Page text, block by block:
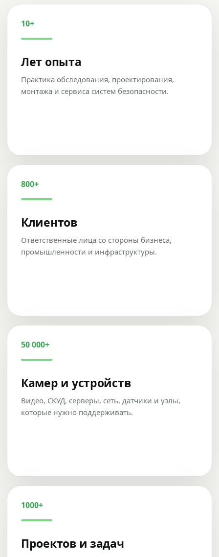
10+
Лет опыта
Практика обследования, проектирования,
монтажа и сервиса систем безопасности.
800+
Клиентов
Ответственные лица со стороны бизнеса,
промышленности и инфраструктуры.
50 000+
Камер и устройств
Видео, СКУД, серверы, сеть, датчики и узлы,
которые нужно поддерживать.
1000+
Проектов и задач